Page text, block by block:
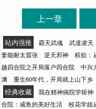
上一章
站内强推 霸天武魂 武道凌天
妻能耐太嚣张
逆天邪神 权欲：
越四合院之开局落户四合院
中兴
渊
重生60年代，开局就上山下乡
经典收藏 我在精神病院学斩神
合院：咸鱼的美好生活
校花学姐